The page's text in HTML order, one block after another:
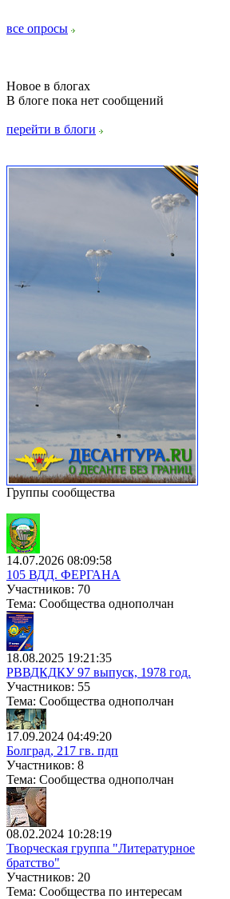
все опросы
Новое в блогах
В блоге пока нет сообщений
перейти в блоги
Группы сообщества
14.07.2026 08:09:58
105 ВДД. ФЕРГАНА
Участников: 70
Тема: Сообщества однополчан
18.08.2025 19:21:35
РВВДКДКУ 97 выпуск, 1978 год.
Участников: 55
Тема: Сообщества однополчан
17.09.2024 04:49:20
Болград, 217 гв. пдп
Участников: 8
Тема: Сообщества однополчан
08.02.2024 10:28:19
Творческая группа "Литературное
братство"
Участников: 20
Тема: Сообщества по интересам